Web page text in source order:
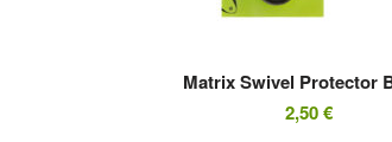
Matrix Swivel Protector
2,50€